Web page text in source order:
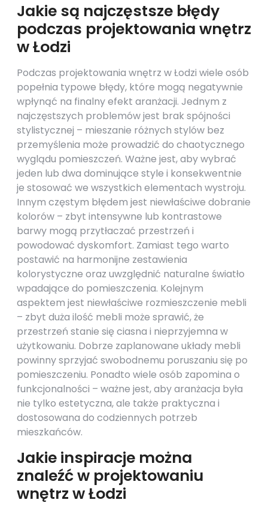
Jakie są najczęstsze błędy
podczas projektowania wnętrz
w Łodzi
Podczas projektowania wnętrz w Łodzi wiele osób
popełnia typowe błędy, które mogą negatywnie
wpłynąć na finalny efekt aranżacji. Jednym z
najczęstszych problemów jest brak spójności
stylistycznej – mieszanie różnych stylów bez
przemyślenia może prowadzić do chaotycznego
wyglądu pomieszczeń. Ważne jest, aby wybrać
jeden lub dwa dominujące style i konsekwentnie
je stosować we wszystkich elementach wystroju.
Innym częstym błędem jest niewłaściwe dobranie
kolorów – zbyt intensywne lub kontrastowe
barwy mogą przytłaczać przestrzeń i
powodować dyskomfort. Zamiast tego warto
postawić na harmonijne zestawienia
kolorystyczne oraz uwzględnić naturalne światło
wpadające do pomieszczenia. Kolejnym
aspektem jest niewłaściwe rozmieszczenie mebli
– zbyt duża ilość mebli może sprawić, że
przestrzeń stanie się ciasna i nieprzyjemna w
użytkowaniu. Dobrze zaplanowane układy mebli
powinny sprzyjać swobodnemu poruszaniu się po
pomieszczeniu. Ponadto wiele osób zapomina o
funkcjonalności – ważne jest, aby aranżacja była
nie tylko estetyczna, ale także praktyczna i
dostosowana do codziennych potrzeb
mieszkańców.
Jakie inspiracje można
znaleźć w projektowaniu
wnętrz w Łodzi